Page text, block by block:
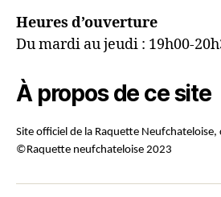
Heures d’ouverture
Du mardi au jeudi : 19h00-
À propos de ce site
Site officiel de la Raquette Neufchateloise,
©Raquette neufchateloise 2023